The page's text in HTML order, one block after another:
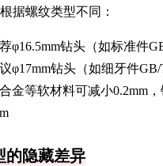
据螺纹类型不同：
φ16.5mm钻头（如标准件
φ17mm钻头（如细牙件GB/
合金等软材料可减小0.2mm
的隐藏差异